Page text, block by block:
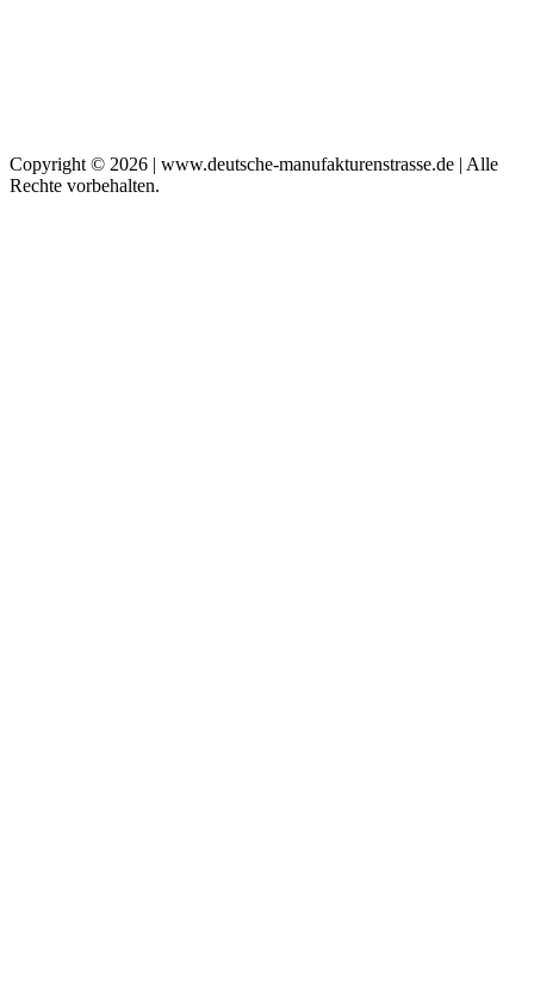
Copyright © 2026 | www.deutsche-manufakturenstrasse.de | Alle
Rechte vorbehalten.